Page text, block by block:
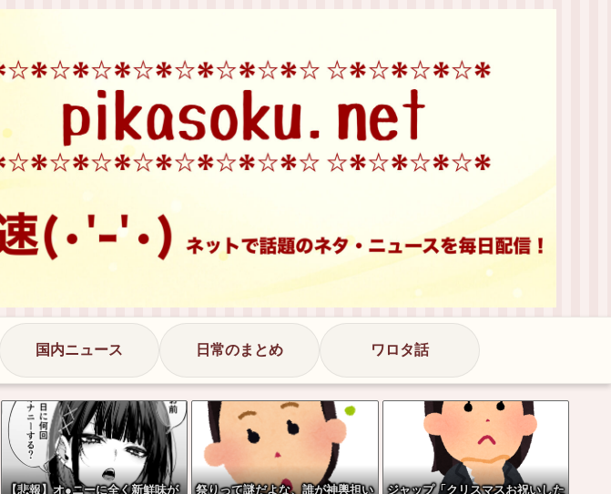
国内ニュース 日常のまとめ ワロタ話
【悲報】オ●ニーに全く新鮮味が
祭りって謎だよな、誰が神輿担い
ジャップ「クリスマスお祝いした